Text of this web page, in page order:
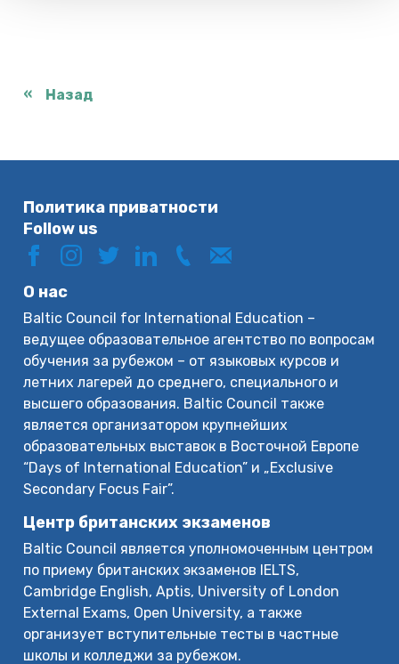
Назад
Политика приватности
Follow us
О нас
Baltic Council for International Education –
ведущее образовательное агентство по вопросам
обучения за рубежом – от языковых курсов и
летних лагерей до среднего, специального и
высшего образования. Baltic Council также
является организатором крупнейших
образовательных выставок в Восточной Европе
“Days of International Education” и „Exclusive
Secondary Focus Fair”.
Центр британских экзаменов
Baltic Council является уполномоченным центром
по приему британских экзаменов IELTS,
Cambridge English, Aptis, University of London
External Exams, Open University, а также
организует вступительные тесты в частные
школы и колледжи за рубежом.